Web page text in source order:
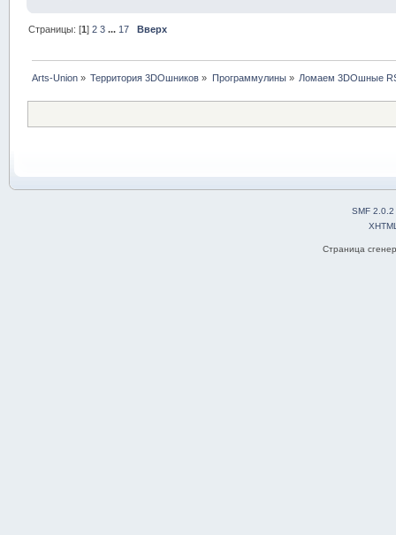
Страницы: [1]2 3 ... 17 Вверх
Arts-Union » Территория 3DOшников » Программулины» Ломаем 3DOшные
SMF 2.0.2
Страница